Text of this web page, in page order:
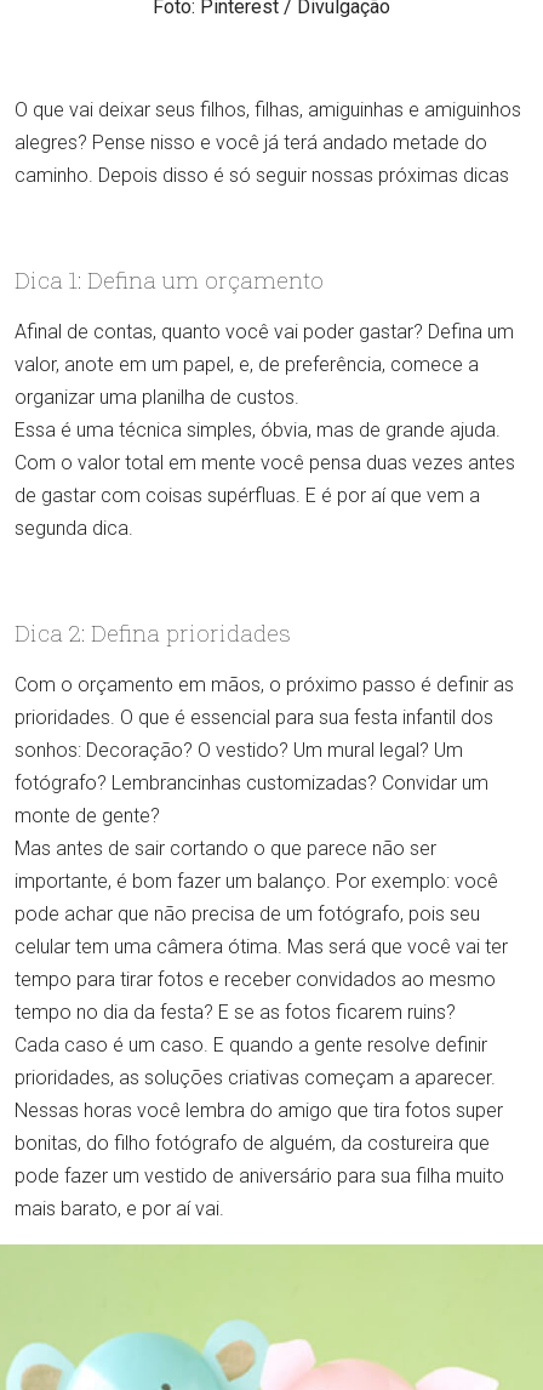
Foto: Pinterest / Divulgação
O que vai deixar seus filhos, filhas, amiguinhas e amiguinhos
alegres? Pense nisso e você já terá andado metade do
caminho. Depois disso é só seguir nossas próximas dicas
Dica 1: Defina um orçamento
Afinal de contas, quanto você vai poder gastar? Defina um
valor, anote em um papel, e, de preferência, comece a
organizar uma planilha de custos.
Essa é uma técnica simples, óbvia, mas de grande ajuda.
Com o valor total em mente você pensa duas vezes antes
de gastar com coisas supérfluas. E é por aí que vem a
segunda dica.
Dica 2: Defina prioridades
Com o orçamento em mãos, o próximo passo é definir as
prioridades. O que é essencial para sua festa infantil dos
sonhos: Decoração? O vestido? Um mural legal? Um
fotógrafo? Lembrancinhas customizadas? Convidar um
monte de gente?
Mas antes de sair cortando o que parece não ser
importante, é bom fazer um balanço. Por exemplo: você
pode achar que não precisa de um fotógrafo, pois seu
celular tem uma câmera ótima. Mas será que você vai ter
tempo para tirar fotos e receber convidados ao mesmo
tempo no dia da festa? E se as fotos ficarem ruins?
Cada caso é um caso. E quando a gente resolve definir
prioridades, as soluções criativas começam a aparecer.
Nessas horas você lembra do amigo que tira fotos super
bonitas, do filho fotógrafo de alguém, da costureira que
pode fazer um vestido de aniversário para sua filha muito
mais barato, e por aí vai.